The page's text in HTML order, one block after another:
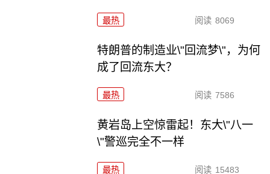
最热 阅读 8069
特朗普的制造业\"回流梦\"，为何
成了回流东大？
最热 阅读 7586
黄岩岛上空惊雷起！东大\"八一
\"警巡完全不一样
最热 阅读 15483